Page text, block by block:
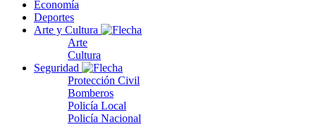
Economía
Deportes
Arte y Cultura
Arte
Cultura
Seguridad
Protección Civil
Bomberos
Policía Local
Policía Nacional